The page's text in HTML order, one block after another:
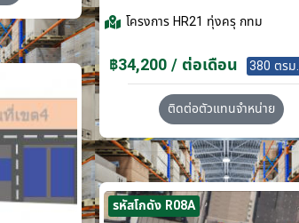
โครงการHR21 ทุ่งครุ กทม
฿34,200 / ต่อเดือน 380 ตรม.
ติดต่อตัวแทนจำหน่าย
รหัสโกดัง R08A